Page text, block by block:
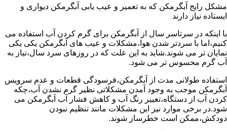
مشکل رایج آبگرمکن که به تعمیر و عیب یابی آبگرمکن دیواری و
ایستاده نیاز دارند
با اینکه در سرتاسر سال از آبگرمکن برای گرم کردن آب استفاده می
کنیم،اما با سردتر شدن هوا،مشکلات و عیب های آبگرمکن یکی یکی
نمایان تر می شوند.شاید به این علت که در روزهای سرد سال،نیاز به
آب گرم محسوس تر می شود.
استفاده طولانی مدت از آبگرمکن،فرسودگی قطعات و عدم سرویس
آبگرمکن موجب به وجود آمدن مشکلاتی نظیر گرم نشدن آب،چکه
کردن آب از دستگاه،تغییر رنگ آب و کاهش فشار آب آبگرمکن می
شود.در برخی موارد نیز این مشکلات مانند تنظیم نبودن
دودکش،ممکن است خطرساز شوند.